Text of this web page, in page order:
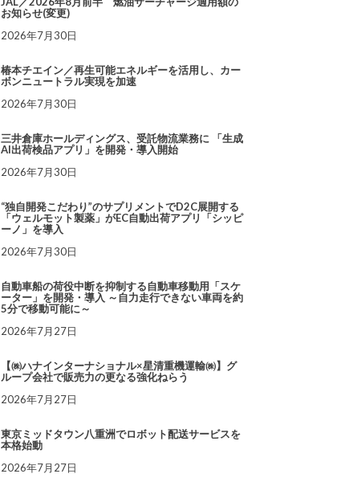
お知らせ(変更)
2026年7月30日
椿本チエイン／再生可能エネルギーを活用し、カー
ボンニュートラル実現を加速
2026年7月30日
三井倉庫ホールディングス、受託物流業務に 「生成
AI出荷検品アプリ」を開発・導入開始
2026年7月30日
“独自開発こだわり”のサプリメントでD2C展開する
「ウェルモット製薬」がEC自動出荷アプリ「シッピ
ーノ」を導入
2026年7月30日
自動車船の荷役中断を抑制する自動車移動用「スケ
ーター」を開発・導入 ～自力走行できない車両を約
5分で移動可能に～
2026年7月27日
【㈱ハナインターナショナル×星清重機運輸㈱】グ
ループ会社で販売力の更なる強化ねらう
2026年7月27日
東京ミッドタウン八重洲でロボット配送サービスを
本格始動
2026年7月27日